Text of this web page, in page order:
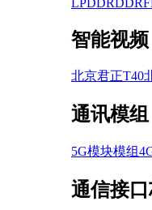
智能视频
北京君正T40
通讯模组
5G模块模组
通信接